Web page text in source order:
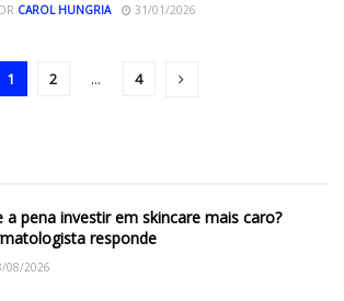
CAROL HUNGRIA 31/01/2026
1 2 ... 4
a pena investir em skincare mais caro?
responde
08/2026